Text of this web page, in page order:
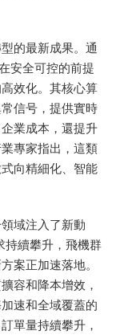
的最新成果。通
安全可控的前提
效化。其核心算
信号，提供實時
業成本，還提升
專家指出，這類
向精細化、智能
域注入了新動
持續攀升，飛機群
案正加速落地。
容和降本增效，
速和全域覆蓋的
單量持續攀升，